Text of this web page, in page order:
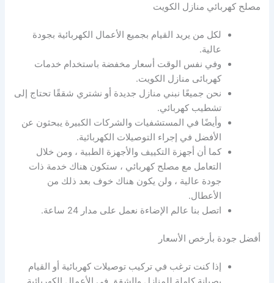
مصلح كهربائي منازل الكويت
لكل من يريد القيام بجميع الأعمال الكهربائية بجودة
عالية.
وفي نفس الوقت أسعار مخفضة باستخدام خدمات
كهربائى منازل الكويت.
نحن جميعًا نبني منازل جديدة أو نشتري شققًا تحتاج إلى
تشطيب كهربائي.
وأيضًا في المستشفيات والشركات الكبيرة يبحثون عن
الأفضل في إجراء التوصيلات الكهربائية.
كما أن أجهزة التكييف والأجهزة الطبية ، ومن خلال
التعامل مع مصلح كهربائي ، ستكون هناك خدمة ذات
جودة عالية ، ولن يكون هناك خوف بعد ذلك من
الأعطال.
اتصل بنا عالم الإضاءة نعمل على مدار 24 ساعة.
أفضل جودة بأرخص الأسعار
إذا كنت ترغب في تركيب توصيلات كهربائية أو القيام